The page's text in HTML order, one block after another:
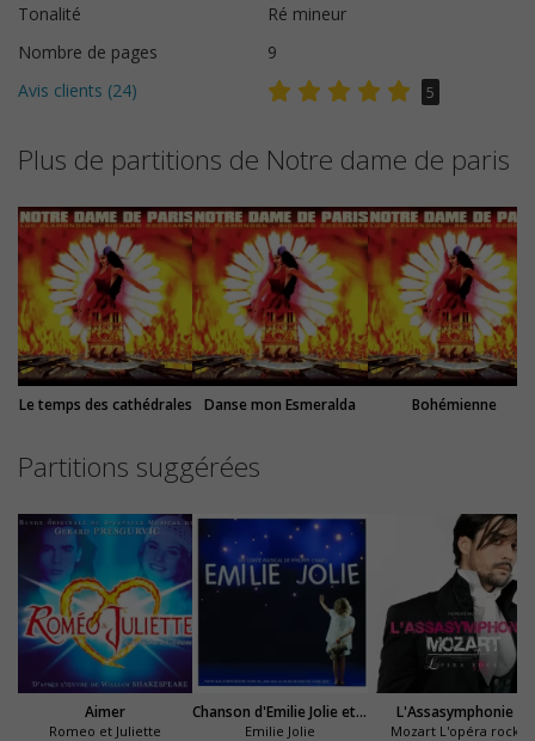
Tonalité
Ré mineur
Nombre de pages
9
Avis clients (24) 5
Plus de partitions de Notre dame de paris
Le temps des cathédrales Danse mon Esmeralda Bohémienne
Partitions suggérées
Aimer
Romeo et Juliette
Chanson d'Emilie Jolie et du grand oiseau
Emilie Jolie
L'Assasymphonie
Mozart L'opéra rock